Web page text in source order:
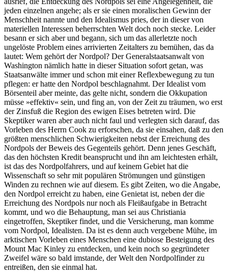
jeden einzelnen angehe; als er sie einen moralischen Gewinn der
Menschheit nannte und den Idealismus pries, der in dieser von
materiellen Interessen beherrschten Welt doch noch stecke. Leider
besann er sich aber und begann, sich um das allerletzte noch
ungelöste Problem eines arrivierten Zeitalters zu bemühen, das da
lautet: Wem gehört der Nordpol? Der Generalstaatsanwalt von
Washington nämlich hatte in dieser Situation sofort getan, was
Staatsanwälte immer und schon mit einer Reflexbewegung zu tun
pflegen: er hatte den Nordpol beschlagnahmt. Der Idealist vom
Börsenteil aber meinte, das gelte nicht, sondern die Okkupation
müsse »effektiv« sein, und fing an, von der Zeit zu träumen, wo erst
der Zinsfuß die Region des ewigen Eises betreten wird. Die
Skeptiker waren aber auch nicht faul und verlegten sich darauf, das
Vorleben des Herrn Cook zu erforschen, da sie einsahen, daß zu den
größten menschlichen Schwierigkeiten nebst der Erreichung des
Nordpols der Beweis des Gegenteils gehört. Denn jenes Geschäft,
das den höchsten Kredit beansprucht und ihn am leichtesten erhält,
ist das des Nordpolfahrers, und auf keinem Gebiet hat die
Wissenschaft so sehr mit populären Strömungen und günstigen
Winden zu rechnen wie auf diesem. Es gibt Zeiten, wo die Angabe,
den Nordpol erreicht zu haben, eine Genietat ist, neben der die
Erreichung des Nordpols nur noch als Fleißaufgabe in Betracht
kommt, und wo die Behauptung, man sei aus Christiania
eingetroffen, Skeptiker findet, und die Versicherung, man komme
vom Nordpol, Idealisten. Da ist es denn auch vergebene Mühe, im
arktischen Vorleben eines Menschen eine dubiose Besteigung des
Mount Mac Kinley zu entdecken, und kein noch so gegründeter
Zweifel wäre so bald imstande, der Welt den Nordpolfinder zu
entreißen, den sie einmal hat.